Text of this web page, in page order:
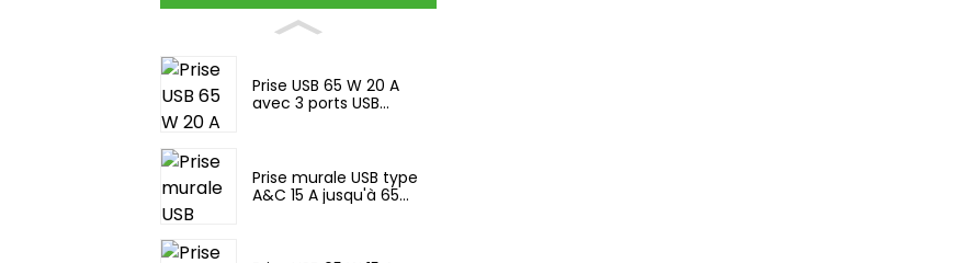
Prise USB 65 W 20 A
avec 3 ports USB...
Prise murale USB type
A&C 15 A jusqu'à 65...